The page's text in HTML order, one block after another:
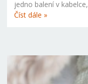
jedno balení v
Číst dále »